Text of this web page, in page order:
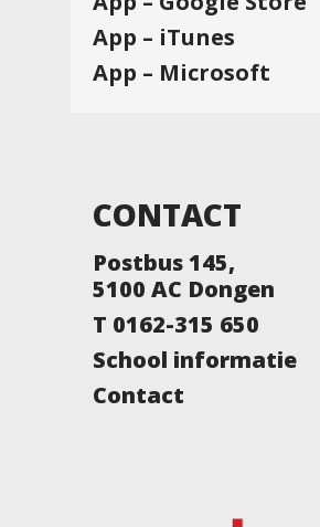
App – iTunes
App – Microsoft
CONTACT
Postbus 145,
5100 AC Dongen
T 0162-315 650
School informatie
Contact